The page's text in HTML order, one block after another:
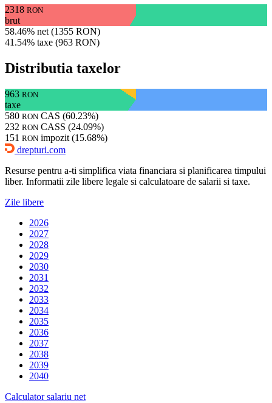
2318 RON
brut
58.46% net (1355 RON)
41.54% taxe (963 RON)
Distributia taxelor
963 RON
taxe
580 RON CAS (60.23%)
232 RON CASS (24.09%)
151 RON impozit (15.68%)
drepturi.com
Resurse pentru a-ti simplifica viata financiara si planificarea timpului
liber. Informatii zile libere legale si calculatoare de salarii si taxe.
Zile libere
2026
2027
2028
2029
2030
2031
2032
2033
2034
2035
2036
2037
2038
2039
2040
Calculator salariu net